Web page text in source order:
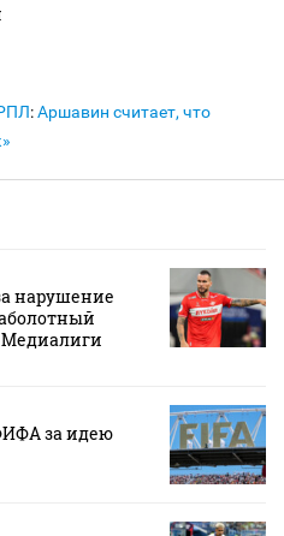
:Аршавин считает, что
нарушение
Медиалиги
за идею